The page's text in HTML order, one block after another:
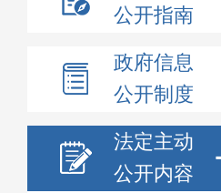
公开指南
政府信息
公开制度
法定主动
公开内容